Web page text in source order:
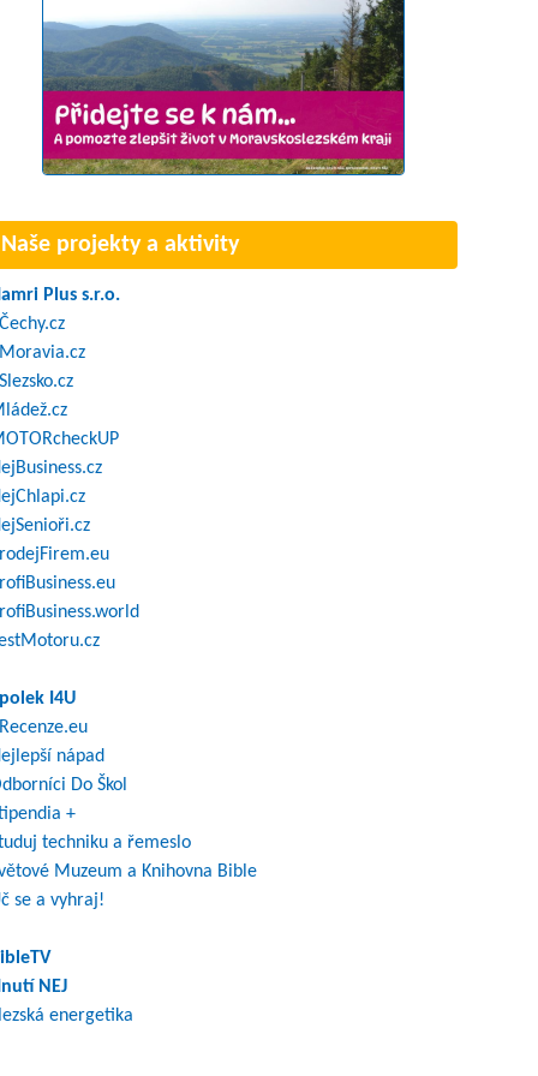
Naše projekty a aktivity
Plus s.r.o.
I4U
nápad
Do Škol
+
techniku a řemeslo
Muzeum a Knihovna Bible
se a vyhraj!
NEJ
energetika